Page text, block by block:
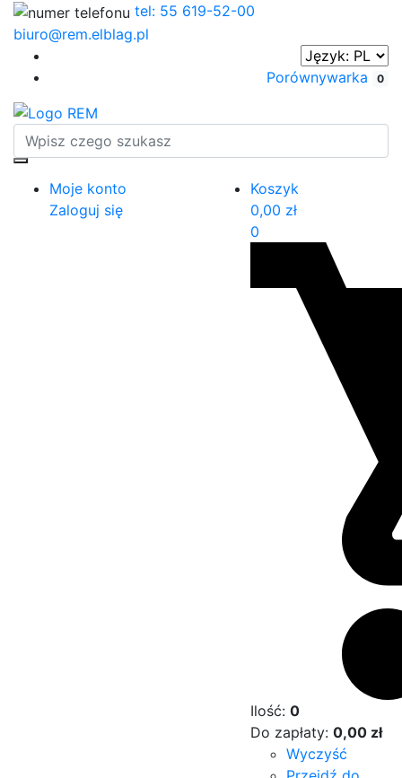
tel: 55 619-52-00
biuro@rem.elblag.pl
Porównywarka 0
Moje konto
Zaloguj się
Koszyk
0,00 zł
0
Ilość: 0
Do zapłaty: 0,00 zł
Wyczyść